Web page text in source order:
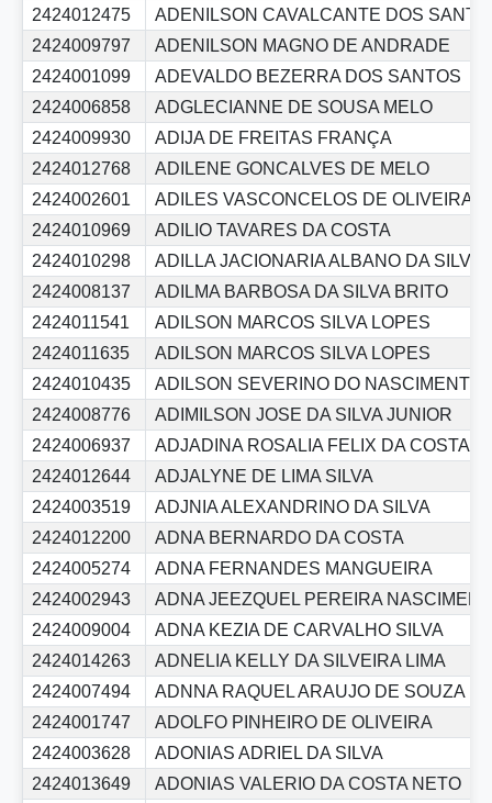
2424012475
ADENILSON CAVALCANTE DOS
2424009797
ADENILSON MAGNO DE ANDRADE
2424001099
ADEVALDO BEZERRA DOS SANTOS
2424006858
ADGLECIANNE DE SOUSA MELO
2424009930
ADIJA DE FREITAS FRANÇA
2424012768
ADILENE GONCALVES DE MELO
2424002601
ADILES VASCONCELOS DE OLIVEIRA
2424010969
ADILIO TAVARES DA COSTA
2424010298
ADILLA JACIONARIA ALBANO DA SILVA
2424008137
ADILMA BARBOSA DA SILVA BRITO
2424011541
ADILSON MARCOS SILVA LOPES
2424011635
ADILSON MARCOS SILVA LOPES
2424010435
ADILSON SEVERINO DO NASCIMENTO
2424008776
ADIMILSON JOSE DA SILVA JUNIOR
2424006937
ADJADINA ROSALIA FELIX DA COSTA
2424012644
ADJALYNE DE LIMA SILVA
2424003519
ADJNIA ALEXANDRINO DA SILVA
2424012200
ADNA BERNARDO DA COSTA
2424005274
ADNA FERNANDES MANGUEIRA
2424002943
ADNA JEEZQUEL PEREIRA
2424009004
ADNA KEZIA DE CARVALHO SILVA
2424014263
ADNELIA KELLY DA SILVEIRA LIMA
2424007494
ADNNA RAQUEL ARAUJO DE SOUZA
2424001747
ADOLFO PINHEIRO DE OLIVEIRA
2424003628
ADONIAS ADRIEL DA SILVA
2424013649
ADONIAS VALERIO DA COSTA NETO